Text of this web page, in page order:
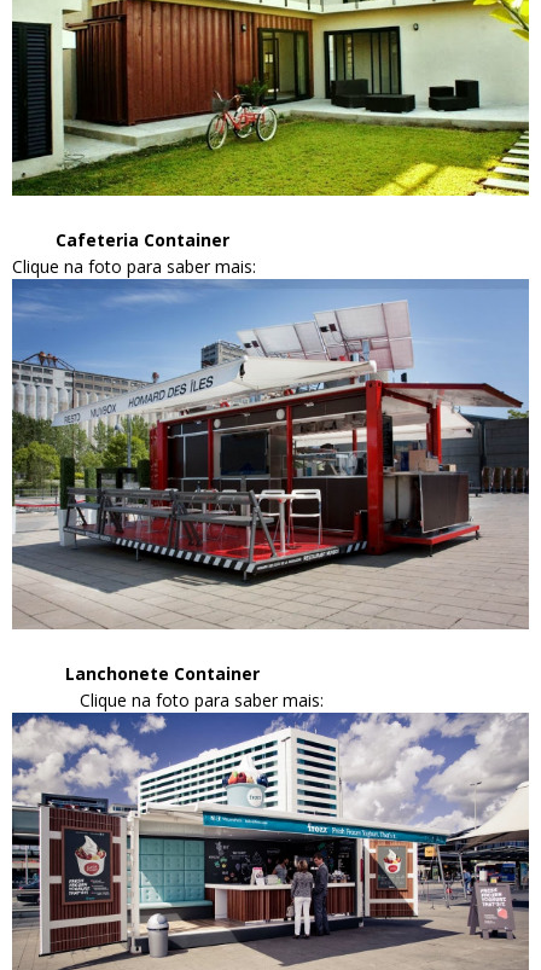
Cafeteria Container
Clique na foto para saber mais:
Lanchonete Container
Clique na foto para saber mais: